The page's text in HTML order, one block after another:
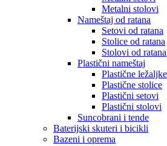
Metalni stolovi
Nameštaj od ratana
Setovi od ratana
Stolice od ratana
Stolovi od ratana
Plastični nameštaj
Plastične ležaljke
Plastične stolice
Plastični setovi
Plastični stolovi
Suncobrani i tende
Baterijski skuteri i bicikli
Bazeni i oprema